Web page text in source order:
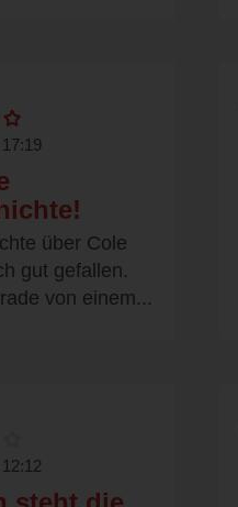
über Cole
gut gefallen.
von einem...